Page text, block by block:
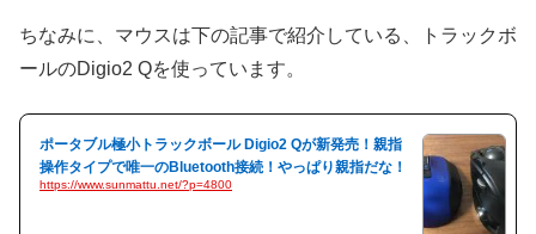
ちなみに、マウスは下の記事で紹介している、トラックボ
ールのDigio2 Qを使っています。
ポータブル極小トラックボール Digio2 Qが新発売！親指
操作タイプで唯一のBluetooth接続！やっぱり親指だな！
https://www.sunmattu.net/?p=4800